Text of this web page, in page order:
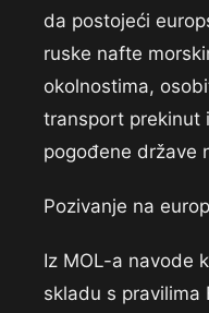
da postojeći
ruske nafte
okolnostima,
transport prekinut
pogođene države
Pozivanje na
Iz MOL-a navode
skladu s pravilima